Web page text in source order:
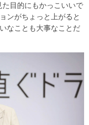
た目的にもかっこいいで
ンがちょっと上がると
なことも大事なことだ